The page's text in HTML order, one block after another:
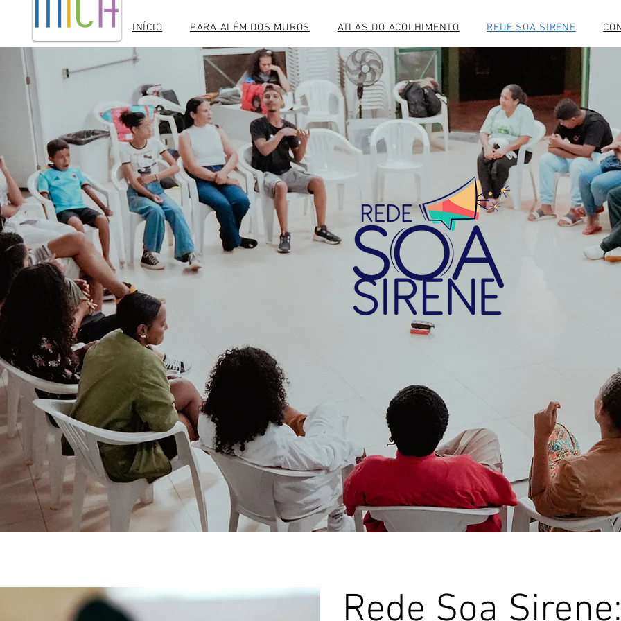
Rede Soa
INÍCIO PARA ALÉM DOS MUROS ATLAS DO ACOLHIMENTO REDE SOA SIRENE